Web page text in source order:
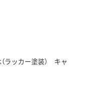
ラッカー塗装） キャ